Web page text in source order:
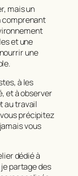
mais un
comprenant
et une
une
à les
et à observer
au travail
précipitez
vous
dédié à
je partage des